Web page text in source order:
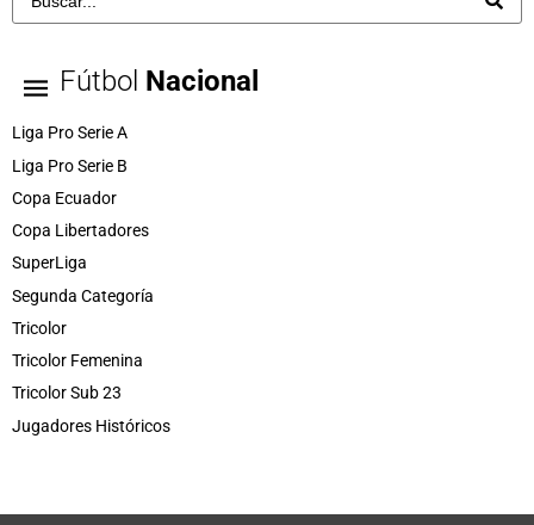
Fútbol Nacional
Liga Pro Serie A
Liga Pro Serie B
Copa Ecuador
Copa Libertadores
SuperLiga
Segunda Categoría
Tricolor
Tricolor Femenina
Tricolor Sub 23
Jugadores Históricos